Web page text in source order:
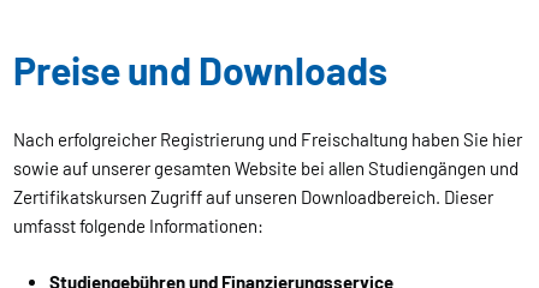
Preise und Downloads
Nach erfolgreicher Registrierung und Freischaltung haben Sie hier
sowie auf unserer gesamten Website bei allen Studiengängen und
Zertifikatskursen Zugriff auf unseren Downloadbereich. Dieser
umfasst folgende Informationen:
Studiengebühren und Finanzierungsservice